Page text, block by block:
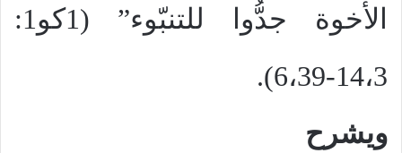
الأخوة جدُّوا للتنبّوء” (1كو1:
14،3-6،39).
ويشرح